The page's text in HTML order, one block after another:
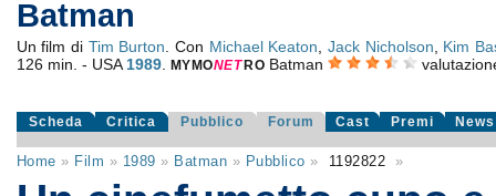
Batman
Un film di Tim Burton . Con Michael Keaton Jack Nicholson
Kim
126 min. - USA 1989. MYMONET RO Batman
Scheda Critica Pubblico Forum Cast Premi News
Home » Film » 1989 » Batman » Pubblico » 1192822 »